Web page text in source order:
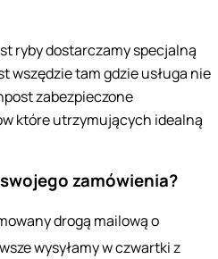
ryby dostarczamy specjalną
wszędzie tam gdzie usługa nie
zabezpieczone
które utrzymujących idealną
zamówienia?
drogą mailową o
wysyłamy w czwartki z